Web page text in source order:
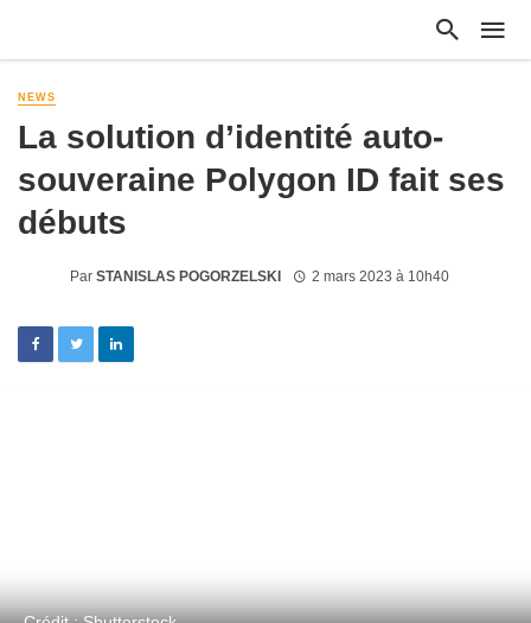
NEWS
La solution d’identité auto-
souveraine Polygon ID fait ses
débuts
Par STANISLAS POGORZELSKI 2 mars 2023 à 10h40